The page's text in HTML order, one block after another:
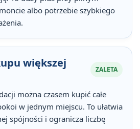
albo potrzebie szybkiego
większej
ZALETA
można czasem kupić całe
w jednym miejscu. To ułatwia
spójności i ogranicza liczbę